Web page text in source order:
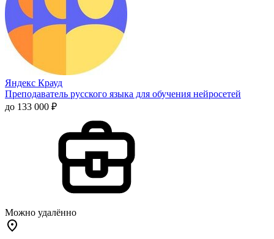
Яндекс Крауд
Преподаватель русского языка для обучения нейросетей
до 133 000 ₽
Можно удалённо